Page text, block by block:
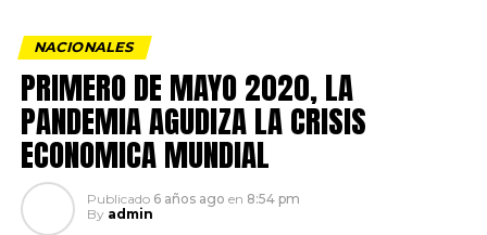
NACIONALES
PRIMERO DE MAYO 2020, LA
PANDEMIA AGUDIZA LA CRISIS
ECONOMICA MUNDIAL
Publicado 6 años ago en 8:54 pm
By admin